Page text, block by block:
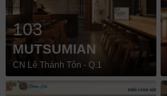
103
MUTSUMIAN
CN Lê Thánh Tôn - Q.1